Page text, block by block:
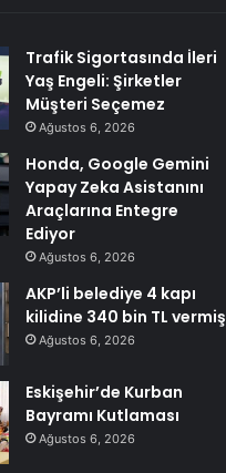
Trafik Sigortasında İleri
Yaş Engeli: Şirketler
Müşteri Seçemez
Ağustos 6, 2026
Honda, Google Gemini
Yapay Zeka Asistanını
Araçlarına Entegre
Ediyor
Ağustos 6, 2026
AKP’li belediye 4 kapı
kilidine 340 bin TL vermiş
Ağustos 6, 2026
Eskişehir’de Kurban
Bayramı Kutlaması
Ağustos 6, 2026